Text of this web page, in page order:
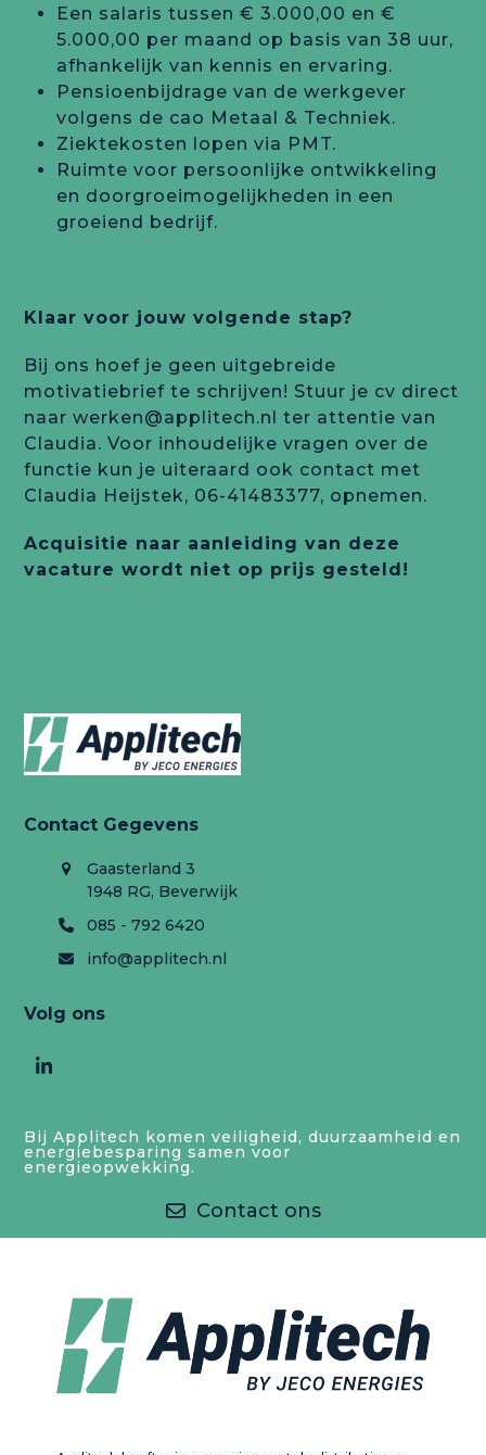
Een salaris tussen € 3.000,00 en €
5.000,00 per maand op basis van 38 uur,
afhankelijk van kennis en ervaring.
Pensioenbijdrage van de werkgever
volgens de cao Metaal & Techniek.
Ziektekosten lopen via PMT.
Ruimte voor persoonlijke ontwikkeling
en doorgroeimogelijkheden in een
groeiend bedrijf.
Klaar voor jouw volgende stap?
Bij ons hoef je geen uitgebreide
motivatiebrief te schrijven! Stuur je cv direct
naarwerken@applitech.nl ter attentie van
Claudia. Voor inhoudelijke vragen over de
functie kun je uiteraard ook contact met
Claudia Heijstek, 06-41483377, opnemen.
Acquisitie naar aanleiding van deze
vacature wordt niet op prijs gesteld!
Contact Gegevens
Gaasterland 3
1948 RG, Beverwijk
085 - 792 6420
info@applitech.nl
Volg ons
LinkedIn
Bij Applitech komen veiligheid, duurzaamheid en
energiebesparing samen voor
energieopwekking.
Contact ons